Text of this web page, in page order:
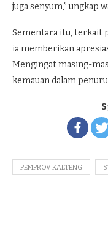
juga senyum,” ungkap
Sementara itu, terkait
ia memberikan
Mengingat masing-
kemauan dalam
PEMPROV KALTENG